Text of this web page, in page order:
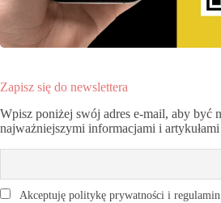
Zapisz się do newslettera
Wpisz poniżej swój adres e-mail, aby być
najważniejszymi informacjami i artykułami
Akceptuję politykę prywatności i regulamin